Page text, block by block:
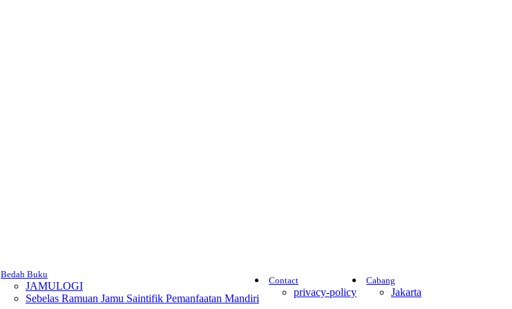
Bedah Buku
JAMULOGI
Sebelas Ramuan Jamu Saintifik Pemanfaatan Mandiri
Contact
privacy-policy
Cabang
Jakarta